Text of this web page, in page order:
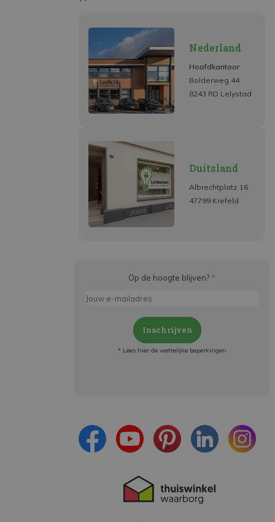
Nederland
Hoofdkantoor
Bolderweg 44
8243 RD Lelystad
Duitsland
Albrechtplatz 16
47799 Krefeld
Op de hoogte blijven? *
Inschrijven
* Lees hier de wettelijke beperkingen